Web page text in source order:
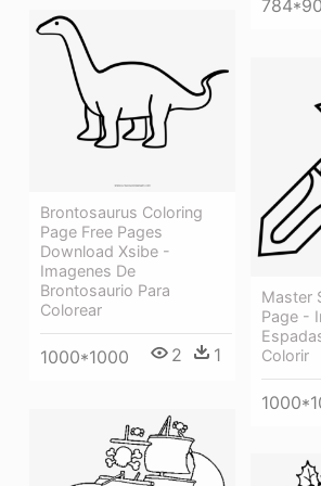
Brontosaurus Coloring
Page Free Pages
Download Xsibe -
Imagenes De
Brontosaurio Para
Colorear
1000*1000 2 1
Master
Page -
Colorir